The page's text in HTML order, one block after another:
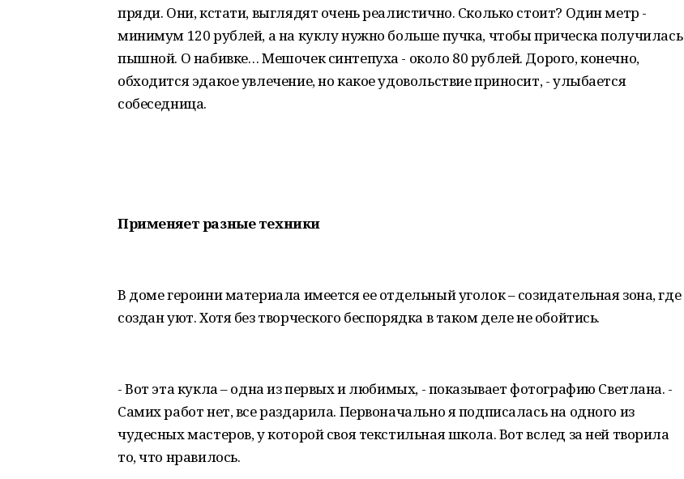
пряди. Они, кстати, выглядят очень реалистично. Сколько стоит? Один метр -
минимум 120 рублей, а на куклу нужно больше пучка, чтобы прическа получилась
пышной. О набивке… Мешочек синтепуха - около 80 рублей. Дорого, конечно,
обходится эдакое увлечение, но какое удовольствие приносит, - улыбается
собеседница.
Применяет разные техники
В доме героини материала имеется ее отдельный уголок – созидательная зона, где
создан уют. Хотя без творческого беспорядка в таком деле не обойтись.
- Вот эта кукла – одна из первых и любимых, - показывает фотографию Светлана. -
Самих работ нет, все раздарила. Первоначально я подписалась на одного из
чудесных мастеров, у которой своя текстильная школа. Вот вслед за ней творила
то, что нравилось.